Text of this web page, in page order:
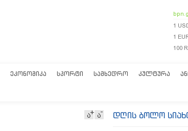
1
1
100
ᲔᲙᲝᲜᲝᲛᲘᲙᲐ ᲡᲞᲝᲠᲢᲘ ᲡᲐᲛᲮᲔᲓᲠᲝ ᲙᲣᲚᲢᲣᲠᲐ
ა ა დღის ბოლო